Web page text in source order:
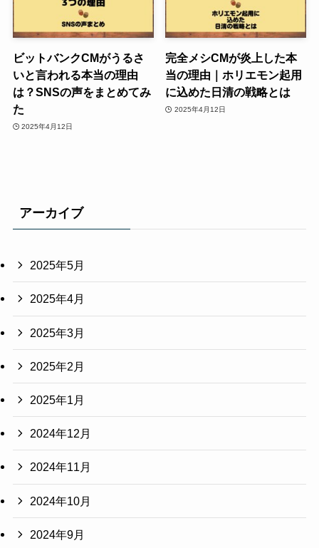
ビットバンクCMがうるさ
いと言われる本当の理由
は？SNSの声をまとめてみ
た
2025年4月12日
完全メシCMが炎上した本
当の理由｜ホリエモン起用
に込めた日清の戦略とは
2025年4月12日
アーカイブ
2025年5月
2025年4月
2025年3月
2025年2月
2025年1月
2024年12月
2024年11月
2024年10月
2024年9月